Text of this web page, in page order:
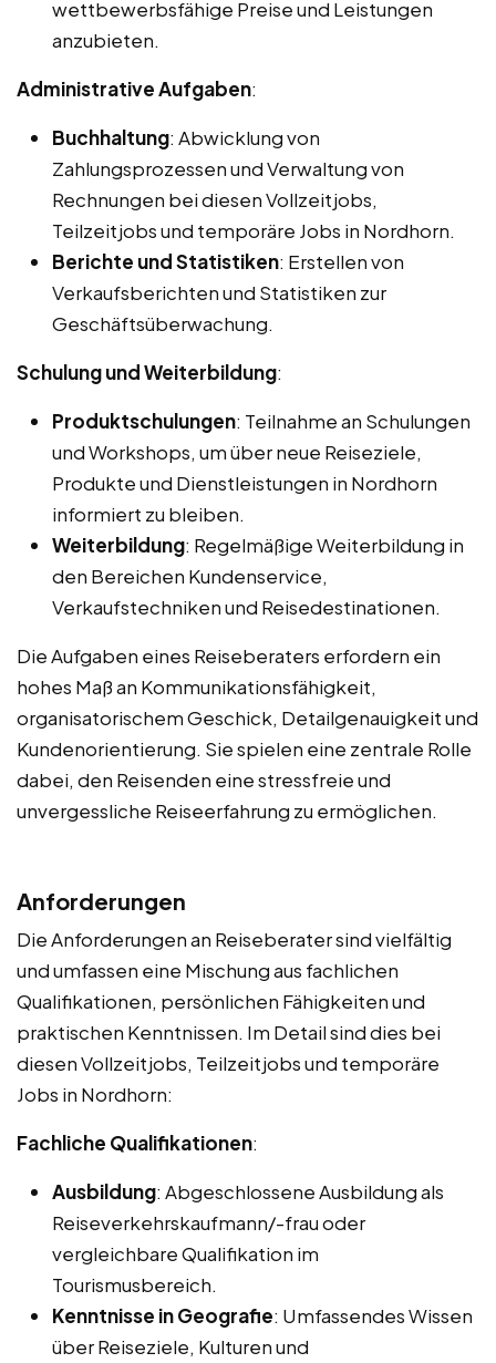
wettbewerbsfähige Preise und Leistungen
anzubieten.
Administrative Aufgaben:
Buchhaltung: Abwicklung von
Zahlungsprozessen und Verwaltung von
Rechnungen bei diesen Vollzeitjobs,
Teilzeitjobs und temporäre Jobs in Nordhorn.
Berichte und Statistiken: Erstellen von
Verkaufsberichten und Statistiken zur
Geschäftsüberwachung.
Schulung und Weiterbildung:
Produktschulungen: Teilnahme an Schulungen
und Workshops, um über neue Reiseziele,
Produkte und Dienstleistungen in Nordhorn
informiert zu bleiben.
Weiterbildung: Regelmäßige Weiterbildung in
den Bereichen Kundenservice,
Verkaufstechniken und Reisedestinationen.
Die Aufgaben eines Reiseberaters erfordern ein
hohes Maß an Kommunikationsfähigkeit,
organisatorischem Geschick, Detailgenauigkeit und
Kundenorientierung. Sie spielen eine zentrale Rolle
dabei, den Reisenden eine stressfreie und
unvergessliche Reiseerfahrung zu ermöglichen.
Anforderungen
Die Anforderungen an Reiseberater sind vielfältig
und umfassen eine Mischung aus fachlichen
Qualifikationen, persönlichen Fähigkeiten und
praktischen Kenntnissen. Im Detail sind dies bei
diesen Vollzeitjobs, Teilzeitjobs und temporäre
Jobs in Nordhorn:
Fachliche Qualifikationen:
Ausbildung: Abgeschlossene Ausbildung als
Reiseverkehrskaufmann/-frau oder
vergleichbare Qualifikation im
Tourismusbereich.
Kenntnisse in Geografie: Umfassendes Wissen
über Reiseziele, Kulturen und